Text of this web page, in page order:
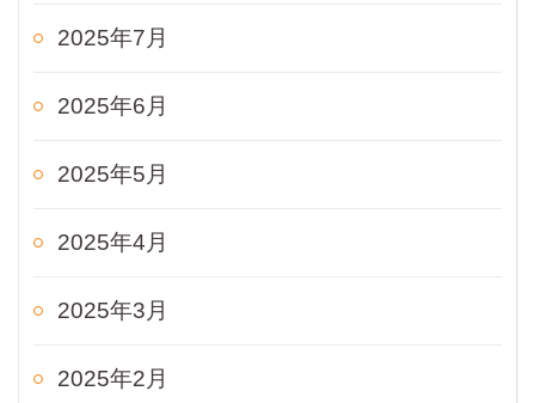
2025年7月
2025年6月
2025年5月
2025年4月
2025年3月
2025年2月